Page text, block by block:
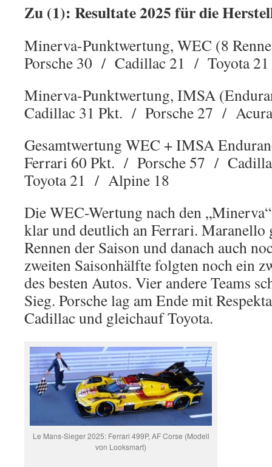
Zu (1): Resultate 2025 für die
Minerva-Punktwertung, WEC (8
Porsche 30 / Cadillac 21 / Toyota
Minerva-Punktwertung, IMSA
Cadillac 31 Pkt. / Porsche 27 /
Gesamtwertung WEC + IMSA
Ferrari 60 Pkt. / Porsche 57 /
Toyota 21 / Alpine 18
Die WEC-Wertung nach den
klar und deutlich an Ferrari. Maranello
Rennen der Saison und danach auch
zweiten Saisonhälfte folgten noch ein
des besten Autos. Vier andere Teams
Sieg. Porsche lag am Ende mit
Cadillac und gleichauf Toyota.
Le Mans-Sieger 2025: Ferrari 499P, AF Corse (Modell
von Looksmart)